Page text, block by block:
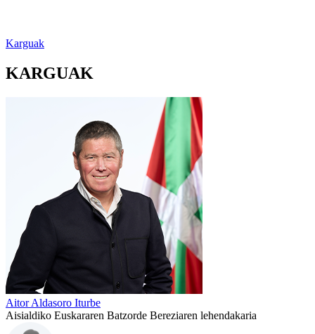
Karguak
KARGUAK
Aitor Aldasoro Iturbe
Aisialdiko Euskararen Batzorde Bereziaren lehendakaria